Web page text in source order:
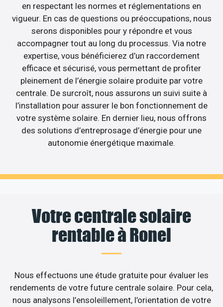
en respectant les normes et réglementations en
vigueur. En cas de questions ou préoccupations, nous
serons disponibles pour y répondre et vous
accompagner tout au long du processus. Via notre
expertise, vous bénéficierez d’un raccordement
efficace et sécurisé, vous permettant de profiter
pleinement de l’énergie solaire produite par votre
centrale. De surcroît, nous assurons un suivi suite à
l’installation pour assurer le bon fonctionnement de
votre système solaire. En dernier lieu, nous offrons
des solutions d’entreprosage d’énergie pour une
autonomie énergétique maximale.
Votre centrale solaire
rentable à Ronel
Nous effectuons une étude gratuite pour évaluer les
rendements de votre future centrale solaire. Pour cela,
nous analysons l’ensoleillement, l’orientation de votre